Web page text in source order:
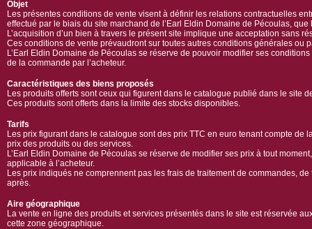
Objet
Les présentes conditions de vente visent à définir les relations contractuelles
effectué par le biais du site marchand de l’Earl Eldin Domaine de Pécoulas,
L’acquisition d’un bien à travers le présent site implique une acceptation sans
Ces conditions de vente prévaudront sur toutes autres conditions générales
L’Earl Eldin Domaine de Pécoulas se réserve de pouvoir modifier ses
de la commande par l’acheteur.
Caractéristiques des biens proposés
Les produits offerts sont ceux qui figurent dans le catalogue publié dans le site
Ces produits sont offerts dans la limite des stocks disponibles.
Tarifs
Les prix figurant dans le catalogue sont des prix TTC en euro tenant compte
prix des produits ou des services.
L’Earl Eldin Domaine de Pécoulas se réserve de modifier ses prix à tout
applicable à l’acheteur.
Les prix indiqués ne comprennent pas les frais de traitement de commandes,
après.
Aire géographique
La vente en ligne des produits et services présentés dans le site est réservée
cette zone géographique.